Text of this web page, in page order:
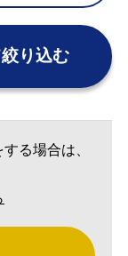
り込む
る場合は、